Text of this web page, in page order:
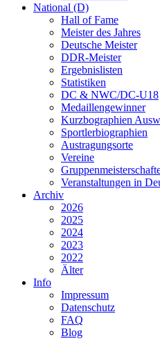
National (D)
Hall of Fame
Meister des Jahres
Deutsche Meister
DDR-Meister
Ergebnislisten
Statistiken
DC & NWC/DC-U18
Medaillengewinner
Kurzbographien
Sportlerbiographien
Austragungsorte
Vereine
Veranstaltungen in
Archiv
2026
2025
2024
2023
2022
Älter
Info
Impressum
Datenschutz
FAQ
Blog